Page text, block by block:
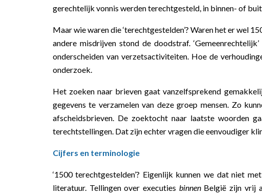
gerechtelijk vonnis werden terechtgesteld, in binnen- of
Maar wie waren die ‘terechtgestelden’? Waren het er wel
andere misdrijven stond de doodstraf.
onderscheiden van verzetsactiviteiten. Hoe de
onderzoek.
Het zoeken naar brieven gaat vanzelfsprekend
gegevens te verzamelen van deze groep mensen. Zo
afscheidsbrieven. De zoektocht naar laatste woorden
terechtstellingen. Dat zijn echter vragen die eenvoudiger
Cijfers en terminologie
‘1500 terechtgestelden’? Eigenlijk kunnen we dat niet
literatuur. Tellingen over executies binnenBelgië zijn vrij